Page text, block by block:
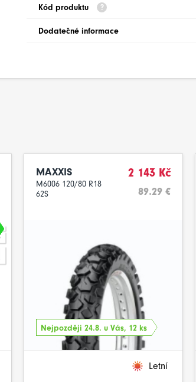
Kód produktu
Dodatečné informace
MAXXIS
M6006 120/80 R18
62S
2 143 Kč
89.29 €
Nejpozději 24.8. u Vás, 12 ks
Letní